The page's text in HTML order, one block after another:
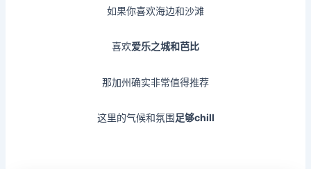
如果你喜欢海边和沙滩
喜欢爱乐之城和芭比
那加州确实非常值得推荐
这里的气候和氛围足够chill